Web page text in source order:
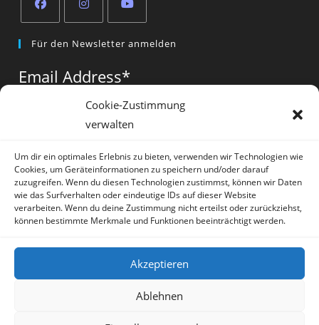
Cookie-Zustimmung
verwalten
Um dir ein optimales Erlebnis zu bieten, verwenden wir Technologien wie
Cookies, um Geräteinformationen zu speichern und/oder darauf
zuzugreifen. Wenn du diesen Technologien zustimmst, können wir Daten
wie das Surfverhalten oder eindeutige IDs auf dieser Website
verarbeiten. Wenn du deine Zustimmung nicht erteilst oder zurückziehst,
können bestimmte Merkmale und Funktionen beeinträchtigt werden.
Akzeptieren
Ablehnen
in
new
in
new
in
new
tab
Für den Newsletter anmelden
Email Address*
Vorname*